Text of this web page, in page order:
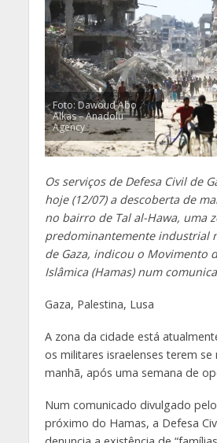
Foto: Dawoud Abo
Alkas – Anadolu
Agency
Os serviços de Defesa Civil de
hoje (12/07) a descoberta de
no bairro de Tal al-Hawa, uma
predominantemente industrial
de Gaza, indicou o Movimento
Islâmica (Hamas) num
Gaza, Palestina, Lusa
A zona da cidade está
os militares israelenses terem
manhã, após uma semana de
Num comunicado divulgado
próximo do Hamas, a Defesa